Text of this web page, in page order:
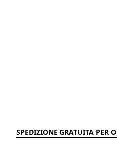
SPEDIZIONE GRATUITA PER